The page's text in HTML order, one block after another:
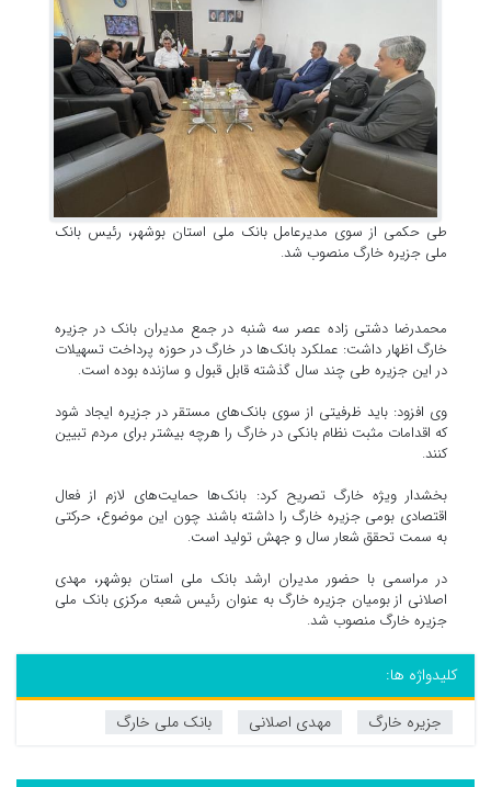
طی حکمی از سوی مدیرعامل بانک ملی استان بوشهر، رئیس بانک
ملی جزیره خارگ منصوب شد.
محمدرضا دشتی زاده عصر سه شنبه در جمع مدیران بانک در جزیره
خارگ اظهار داشت: عملکرد بانک‌ها در خارگ در حوزه پرداخت تسهیلات
در این جزیره طی چند سال گذشته قابل قبول و سازنده بوده است.
وی افزود: باید ظرفیتی از سوی بانک‌های مستقر در جزیره ایجاد شود
که اقدامات مثبت نظام بانکی در خارگ را هرچه بیشتر برای مردم تبیین
کنند.
بخشدار ویژه خارگ تصریح کرد: بانک‌ها حمایت‌های لازم از فعال
اقتصادی بومی جزیره خارگ را داشته باشند چون این موضوع، حرکتی
به سمت تحقق شعار سال و جهش تولید است.
در مراسمی با حضور مدیران ارشد بانک ملی استان بوشهر، مهدی
اصلانی از بومیان جزیره خارگ به عنوان رئیس شعبه مرکزی بانک ملی
جزیره خارگ منصوب شد.
کلیدواژه ها:
جزیره خارگ
مهدی اصلانی بانک ملی خارگ